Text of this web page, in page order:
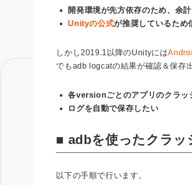
開発環境が先方依存のため、余
Unityの公式が推奨しているため
しかし2019.1以降のUnityには
でもadb logcatの結果が確認＆保存
各versionごとのアプリのクラッ
ログを自動で保存したい
■ adbを使ったクラッ
以下の手順で行います。